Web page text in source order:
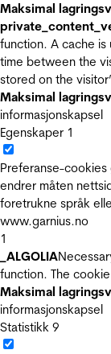
Maksimal
function. A cache
time between the
stored on the
Maksimal
informasjonskapsel
Egenskaper 1
Preferanse-
endrer måten
foretrukne språk
www.garnius.no
1
_ALGOLIA
function. The
Maksimal
informasjonskapsel
Statistikk 9